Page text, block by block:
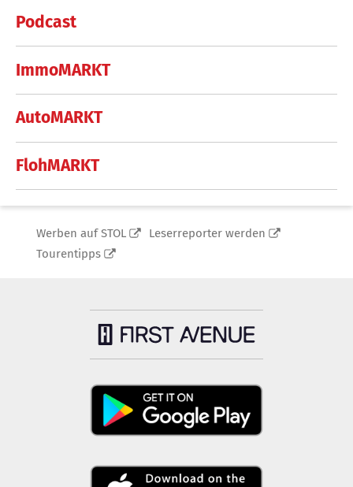
Podcast
ImmoMARKT
AutoMARKT
FlohMARKT
Werben auf STOL
Leserreporter werden
Tourentipps